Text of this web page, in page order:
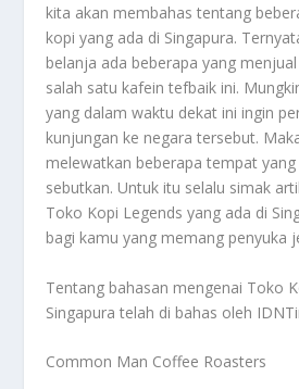
kita akan membahas tentang
kopi yang ada di Singapura.
belanja ada beberapa yang
salah satu kafein tefbaik ini.
yang dalam waktu dekat ini ingin
kunjungan ke negara tersebut.
melewatkan beberapa tempat
sebutkan. Untuk itu selalu simak
Toko Kopi Legends yang ada di
bagi kamu yang memang penyuka
Tentang bahasan mengenai Toko
Singapura telah di bahas oleh
Common Man Coffee Roasters